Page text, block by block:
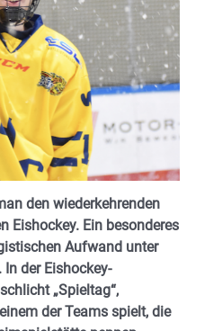
den wiederkehrenden
Eishockey. Ein besonderes
Aufwand unter
der Eishockey-
„Spieltag“,
der Teams spielt, die